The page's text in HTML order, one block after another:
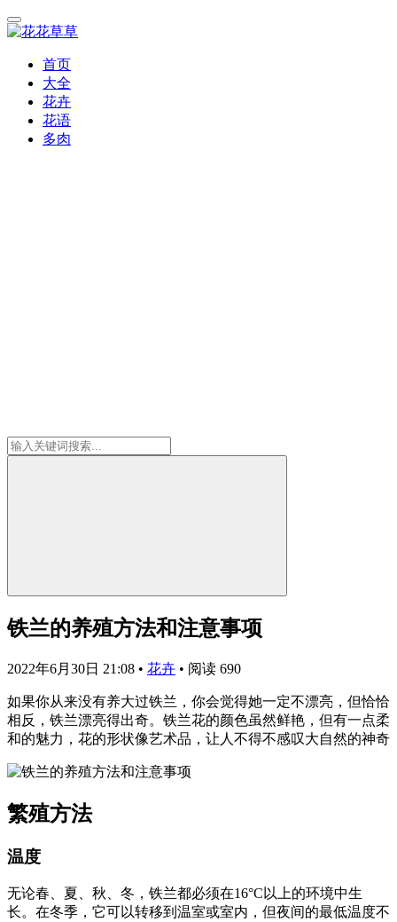
首页
大全
花卉
花语
多肉
铁兰的养殖方法和注意事项
2022年6月30日 21:08 • 花卉 • 阅读 690
如果你从来没有养大过铁兰，你会觉得她一定不漂亮，但恰恰
相反，铁兰漂亮得出奇。铁兰花的颜色虽然鲜艳，但有一点柔
和的魅力，花的形状像艺术品，让人不得不感叹大自然的神奇
繁殖方法
温度
无论春、夏、秋、冬，铁兰都必须在16°C以上的环境中生
长。在冬季，它可以转移到温室或室内，但夜间的最低温度不